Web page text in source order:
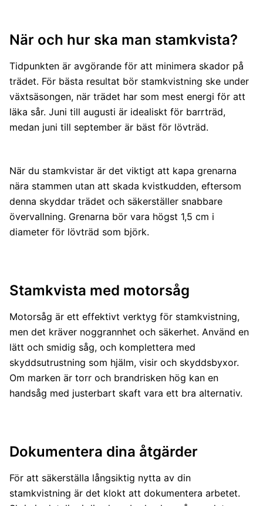
När och hur ska man stamkvista?
Tidpunkten är avgörande för att minimera skador på
trädet. För bästa resultat bör stamkvistning ske under
växtsäsongen, när trädet har som mest energi för att
läka sår. Juni till augusti är idealiskt för barrträd,
medan juni till september är bäst för lövträd.
När du stamkvistar är det viktigt att kapa grenarna
nära stammen utan att skada kvistkudden, eftersom
denna skyddar trädet och säkerställer snabbare
övervallning. Grenarna bör vara högst 1,5 cm i
diameter för lövträd som björk.
Stamkvista med motorsåg
Motorsåg är ett effektivt verktyg för stamkvistning,
men det kräver noggrannhet och säkerhet. Använd en
lätt och smidig såg, och komplettera med
skyddsutrustning som hjälm, visir och skyddsbyxor.
Om marken är torr och brandrisken hög kan en
handsåg med justerbart skaft vara ett bra alternativ.
Dokumentera dina åtgärder
För att säkerställa långsiktig nytta av din
stamkvistning är det klokt att dokumentera arbetet.